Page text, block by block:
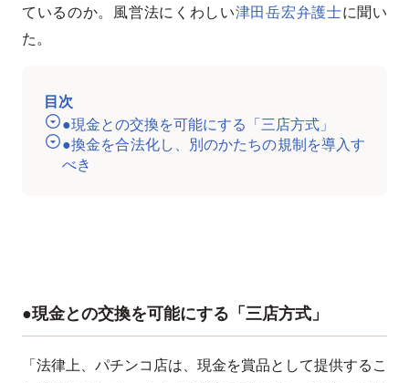
ているのか。風営法にくわしい津田岳宏弁護士に聞い
た。
目次
●現金との交換を可能にする「三店方式」
●換金を合法化し、別のかたちの規制を導入す
べき
●現金との交換を可能にする「三店方式」
「法律上、パチンコ店は、現金を賞品として提供するこ